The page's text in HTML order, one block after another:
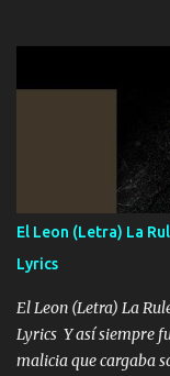
ni tampoco las
que estar alegres
Música Si es que
ahí está el Hombre
cualquier problema
FALTA UN
HOMBRE VALIENTE
VIO POR LA FAMILIA
los HERMANOS un
El Leon (Letra) La
Lyrics
El Leon (Letra) La
Lyrics Y así siempre
malicia que cargaba